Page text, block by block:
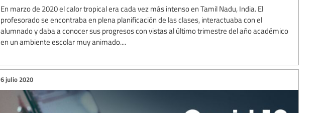
En marzo de 2020 el calor tropical era cada vez más intenso en Tamil Nadu, India. El
profesorado se encontraba en plena planificación de las clases, interactuaba con el
alumnado y daba a conocer sus progresos con vistas al último trimestre del año académico
en un ambiente escolar muy animado....
6 julio 2020